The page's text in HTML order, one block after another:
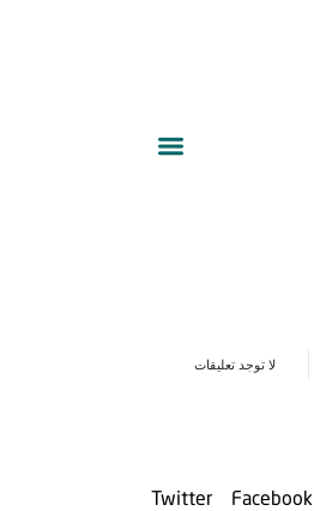
لا توجد تعليقات
Facebook
Twitter